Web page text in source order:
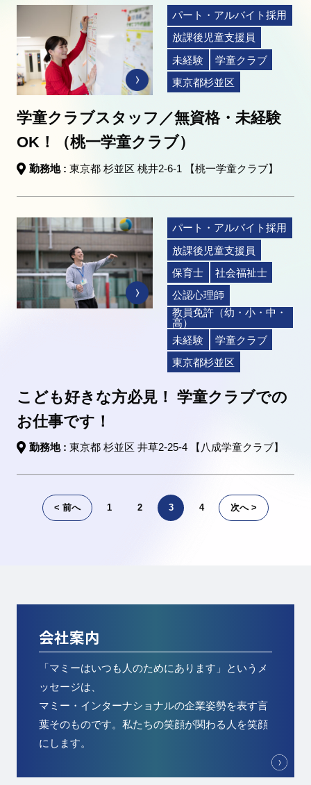
パート・アルバイト採用
放課後児童支援員
未経験
学童クラブ
東京都杉並区
学童クラブスタッフ／無資格・未経験
OK！（桃一学童クラブ）
勤務地 : 東京都 杉並区 桃井2-6-1 【桃一学童クラブ】
パート・アルバイト採用
放課後児童支援員
保育士
社会福祉士
公認心理師
教員免許（幼・小・中・
高）
未経験
学童クラブ
東京都杉並区
こども好きな方必見！ 学童クラブでの
お仕事です！
勤務地 : 東京都 杉並区 井草2-25-4 【八成学童クラブ】
< 前へ 1 2 3 4 次へ >
会社案内
「マミーはいつも人のためにあります」というメ
ッセージは、
マミー・インターナショナルの企業姿勢を表す言
葉そのものです。私たちの笑顔が関わる人を笑顔
にします。